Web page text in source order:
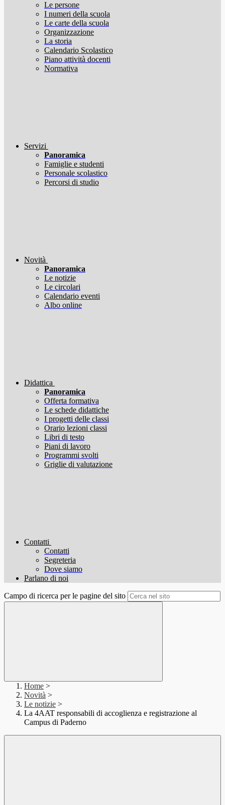
Le persone
I numeri della scuola
Le carte della scuola
Organizzazione
La storia
Calendario Scolastico
Piano attività docenti
Normativa
Servizi
Panoramica
Famiglie e studenti
Personale scolastico
Percorsi di studio
Novità
Panoramica
Le notizie
Le circolari
Calendario eventi
Albo online
Didattica
Panoramica
Offerta formativa
Le schede didattiche
I progetti delle classi
Orario lezioni classi
Libri di testo
Piani di lavoro
Programmi svolti
Griglie di valutazione
Contatti
Contatti
Segreteria
Dove siamo
Parlano di noi
Campo di ricerca per le pagine del sito
Home >
Novità >
Le notizie >
La 4AAT responsabili di accoglienza e registrazione al
Campus di Paderno